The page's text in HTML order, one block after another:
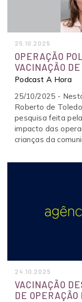
25.10.2025
OPERAÇÃO
VACINAÇÃO
Podcast A Hora
25/10/2025 -
Roberto de
pesquisa feita
impacto das
crianças da
24.10.2025
VACINAÇÃO
DE